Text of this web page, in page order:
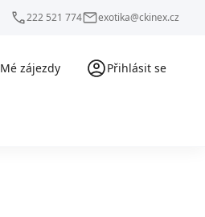
222 521 774 exotika@ckinex.cz
Mé zájezdy Přihlásit se